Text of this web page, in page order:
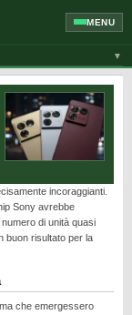
MENU
▼
incoraggianti.
Sony avrebbe
di unità quasi
buon risultato per la
che emergessero